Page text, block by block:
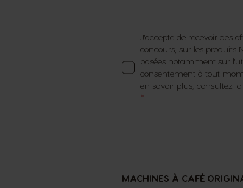
J'accepte de recevoir des
concours, sur les produits
basées notamment sur
consentement à tout
en savoir plus, consultez
MACHINES À CAFÉ